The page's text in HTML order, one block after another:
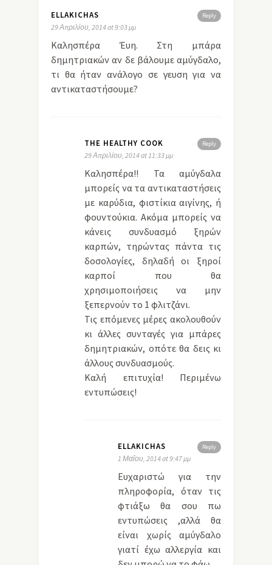
Reply
ELLAKICHAS
29 Απριλίου, 2014 at 9:03 μμ
Καλησπέρα Έυη. Στη μπάρα
δημητριακών αν δε βάλουμε αμύγδαλο,
τι θα ήταν ανάλογο σε γευση για να
αντικαταστήσουμε?
Reply
THE HEALTHY COOK
29 Απριλίου, 2014 at 11:33 μμ
Καλησπέρα!! Τα αμύγδαλα
μπορείς να τα αντικαταστήσεις
με καρύδια, φιστίκια αιγίνης, ή
φουντούκια. Ακόμα μπορείς να
κάνεις συνδυασμό ξηρών
καρπών, τηρώντας πάντα τις
δοσολογίες, δηλαδή οι ξηροί
καρποί που θα
χρησιμοποιήσεις να μην
ξεπερνούν το 1 φλιτζάνι.
Τις επόμενες μέρες ακολουθούν
κι άλλες συνταγές για μπάρες
δημητριακών, οπότε θα δεις κι
άλλους συνδυασμούς.
Καλή επιτυχία! Περιμένω
εντυπώσεις!
Reply
ELLAKICHAS
1 Μαΐου, 2014 at 9:47 μμ
Ευχαριστώ για την
πληροφορία, όταν τις
φτιάξω θα σου πω
εντυπώσεις ,αλλά θα
είναι χωρίς αμύγδαλο
γιατί έχω αλλεργία και